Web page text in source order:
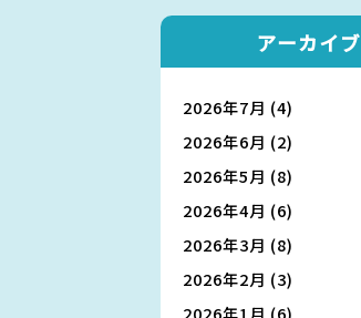
アーカイブ
2026年7月 (4)
2026年6月 (2)
2026年5月 (8)
2026年4月 (6)
2026年3月 (8)
2026年2月 (3)